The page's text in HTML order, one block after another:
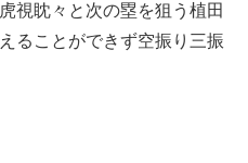
視眈々と次の塁を狙う植田
ることができず空振り三振